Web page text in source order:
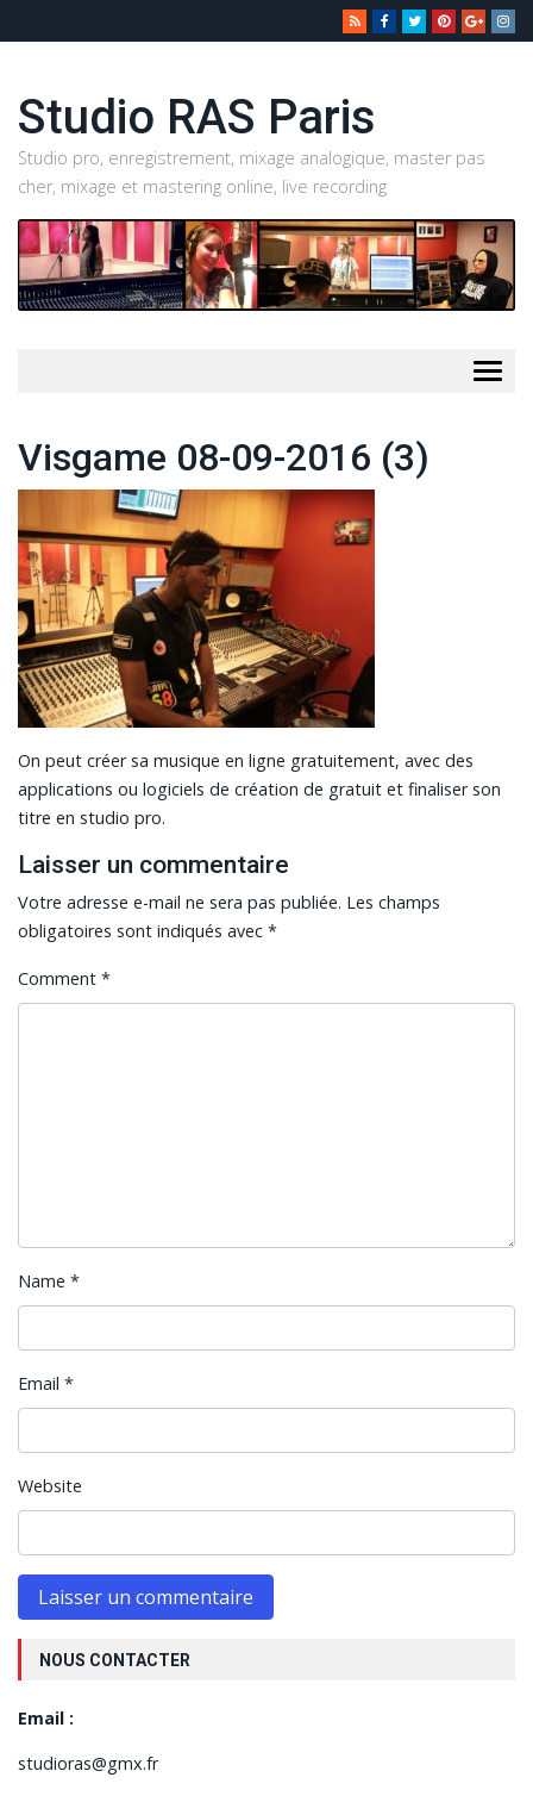
Studio RAS Paris
Studio pro, enregistrement, mixage analogique, master pas
cher, mixage et mastering online, live recording
Visgame 08-09-2016 (3)
On peut créer sa musique en ligne gratuitement, avec des
applications ou logiciels de création de gratuit et finaliser son
titre en studio pro.
Laisser un commentaire
Votre adresse e-mail ne sera pas publiée. Les champs
obligatoires sont indiqués avec *
Comment *
Name *
Email *
Website
NOUS CONTACTER
Email :
studioras@gmx.fr